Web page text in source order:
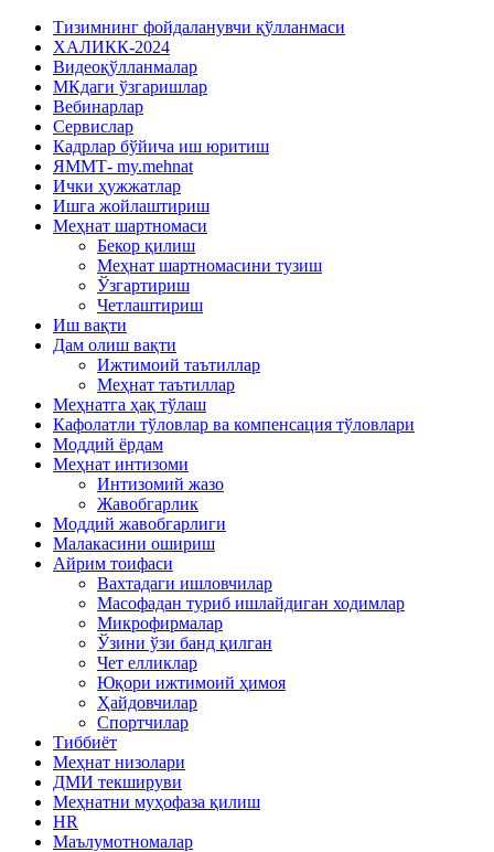
Тизимнинг фойдаланувчи қўлланмаси
ХАЛИКК-2024
Видеоқўлланмалар
МКдаги ўзгаришлар
Вебинарлар
Сервислар
Кадрлар бўйича иш юритиш
ЯММТ- my.mehnat
Ички ҳужжатлар
Ишга жойлаштириш
Меҳнат шартномаси
Бекор қилиш
Меҳнат шартномасини тузиш
Ўзгартириш
Четлаштириш
Иш вақти
Дам олиш вақти
Ижтимоий таътиллар
Меҳнат таътиллар
Меҳнатга ҳақ тўлаш
Кафолатли тўловлар ва компенсация тўловлари
Моддий ёрдам
Меҳнат интизоми
Интизомий жазо
Жавобгарлик
Моддий жавобгарлиги
Малакасини ошириш
Айрим тоифаси
Вахтадаги ишловчилар
Масофадан туриб ишлайдиган ходимлар
Микрофирмалар
Ўзини ўзи банд қилган
Чет елликлар
Юқори ижтимоий ҳимоя
Ҳайдовчилар
Спортчилар
Тиббиёт
Меҳнат низолари
ДМИ текшируви
Меҳнатни муҳофаза қилиш
HR
Маълумотномалар